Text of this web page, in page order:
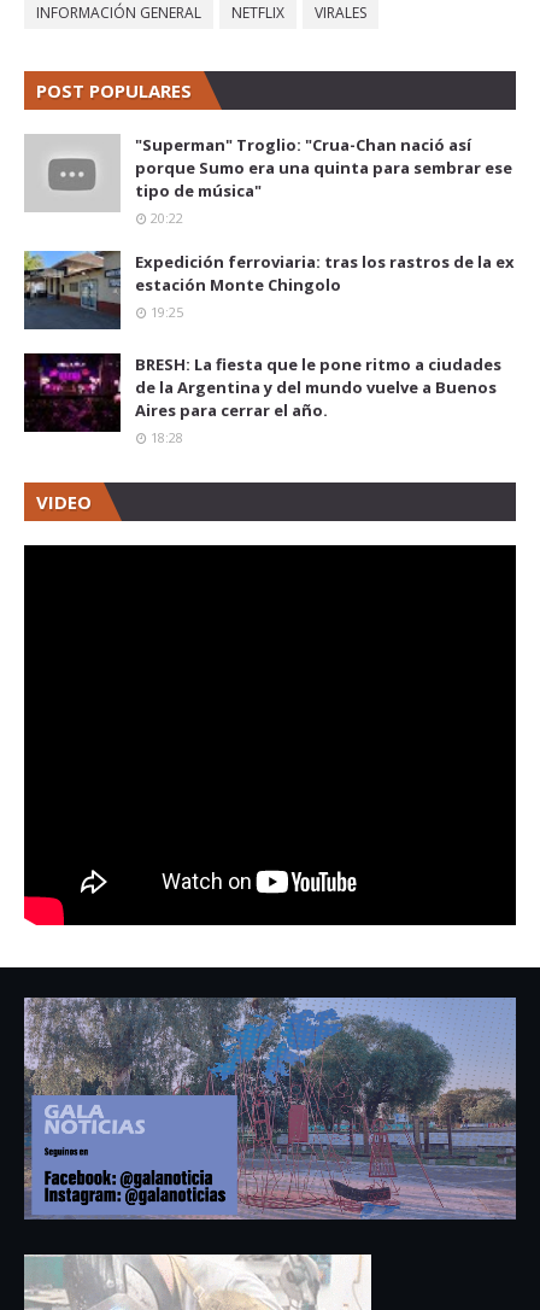
INFORMACIÓN GENERAL NETFLIX VIRALES
POST POPULARES
"Superman" Troglio: "Crua-Chan nació así
porque Sumo era una quinta para sembrar ese
tipo de música"
20:22
Expedición ferroviaria: tras los rastros de la ex
estación Monte Chingolo
19:25
BRESH: La fiesta que le pone ritmo a ciudades
de la Argentina y del mundo vuelve a Buenos
Aires para cerrar el año.
18:28
VIDEO